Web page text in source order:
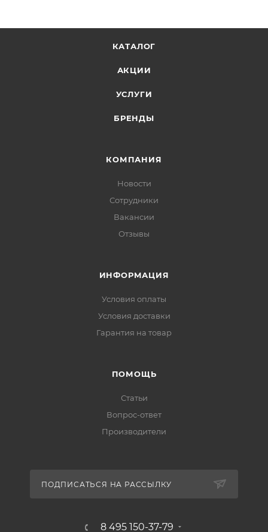
КАТАЛОГ
АКЦИИ
УСЛУГИ
БРЕНДЫ
КОМПАНИЯ
Новости
Сотрудники
Вакансии
Отзывы
ИНФОРМАЦИЯ
Условия оплаты
Условия доставки
Гарантия на товар
ПОМОЩЬ
Статьи
Вопрос-ответ
Производители
ПОДПИСАТЬСЯ НА РАССЫЛКУ
8 495 150-37-79